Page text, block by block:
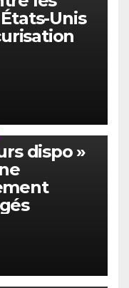
Unis
dispo »